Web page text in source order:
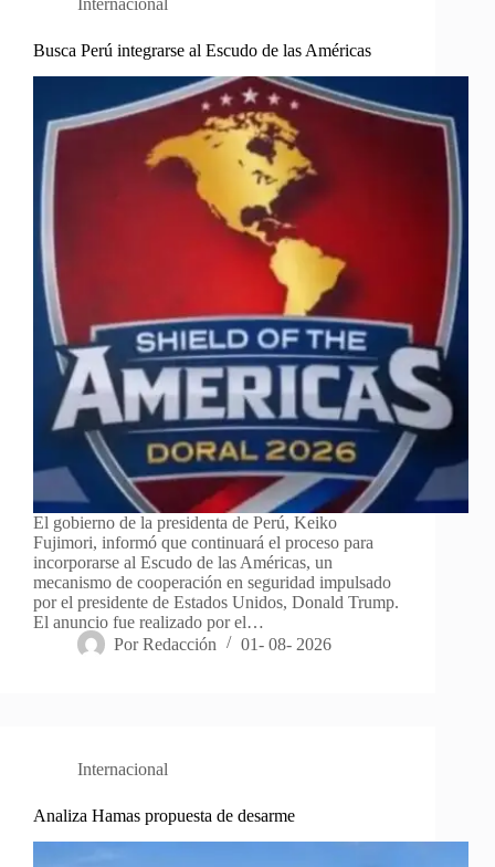
Busca Perú integrarse al Escudo de las Américas
El gobierno de la presidenta de Perú, Keiko
Fujimori, informó que continuará el proceso para
incorporarse al Escudo de las Américas, un
mecanismo de cooperación en seguridad impulsado
por el presidente de Estados Unidos, Donald Trump.
El anuncio fue realizado por el…
Por Redacción 01- 08- 2026
Internacional
Analiza Hamas propuesta de desarme